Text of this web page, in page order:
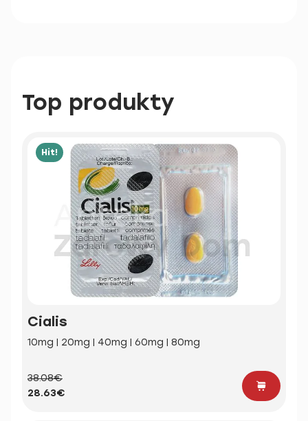
Top produkty
Hit!
Cialis
10mg | 20mg | 40mg | 60mg | 80mg
38.08€
28.63€